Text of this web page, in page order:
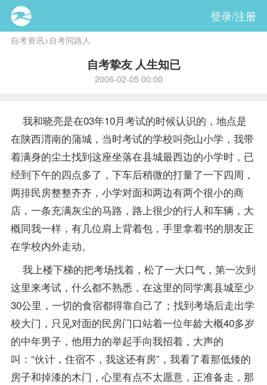
登录/注册
自考资讯>自考同路人
自考挚友 人生知已
2006-02-05 00:00
我和晓亮是在03年10月考试的时候认识的，地点是
在陕西渭南的蒲城，当时考试的学校叫尧山小学，我带
着满身的尘土找到这座坐落在县城最西边的小学时，已
经到下午的四点多了，下车后稍微的打量了一下四周，
两排民房整整齐齐，小学对面和两边有两个很小的商
店，一条充满灰尘的马路，路上很少的行人和车辆，大
概同我一样，有几位肩上背着包，手里拿着书的朋友正
在学校内外走动。
我上楼下梯的把考场找着，松了一大口气，第一次到
这里来考试，什么都不熟悉，在这里的同学离县城至少
30公里，一切的食宿都得靠自己了；找到考场后走出学
校大门，只见对面的民房门口站着一位年龄大概40多岁
的中年男子，他用力的举起手向我招着，大声的
叫：“伙计，住宿不，我这还有房”，我看了看那低矮的
房子和掉漆的木门，心里有点不太愿意，正准备走，那